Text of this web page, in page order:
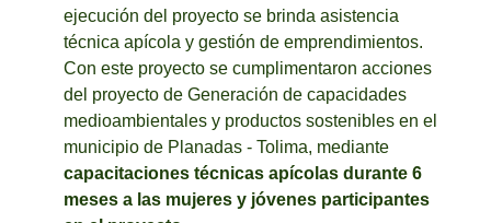
ejecución del proyecto se brinda asistencia
técnica apícola y gestión de emprendimientos.
Con este proyecto se cumplimentaron acciones
del proyecto de Generación de capacidades
medioambientales y productos sostenibles en el
municipio de Planadas - Tolima, mediante
capacitaciones técnicas apícolas durante 6
meses a las mujeres y jóvenes participantes